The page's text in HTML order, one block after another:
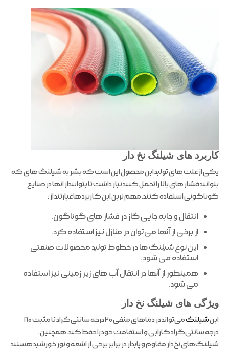
کاربرد های شیلنگ نخ دار
یکی از علت های تولید این محصول این است که بشر به شیلنگ های که
بتوانند فشار های بالا را تحمل کنند نیاز داشت تا بتواننداز انها در صنایع
گوناگونی استفاده کنند. مهم ترین این کاربرد ها عبارتند از :
انتقال و جابه جایی گاز در فشار های گوناگون.
از برخی از آنها می‌توان در منازل نیز استفاده کرد.
این نوع شیلنگ ها در خطوط تولید محصولات صنعتی
استفاده می شود.
همینطور از آنها در انتقال آب های زیر زمینی نیز استفاده
می شود.
ویژگی های شیلنگ نخ دار
اینشیلنگ
می‌تواند در دماهای منفی ۲۰ درجه سانتی‌گراد تا مثبت ۸۰
درجه سانتی‌گراد کارایی و استقامت خود را حفظ کند. همچنین،
شیلنگ‌های نخ‌دار مقاوم و پایدار در برابر برخی از اشعه و نور خورشید هستند